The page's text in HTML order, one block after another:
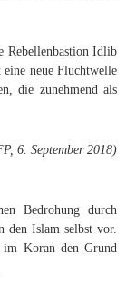
Rebellenbastion Idlib
neue Fluchtwelle
die zunehmend als
6. September 2018)
Bedrohung durch
den Islam selbst vor.
im Koran den Grund